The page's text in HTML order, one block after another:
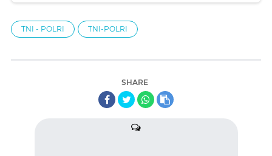
TNI - POLRI TNI-POLRI
SHARE